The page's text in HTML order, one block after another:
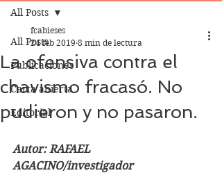
All Posts
Publicaciones
Carta abierta
Editorial
All Posts
La ofensiva contra el
chavismo fracasó. No
pudieron y no pasaron.
fcabieses
24 feb 2019 8 min de lectura
Autor: RAFAEL
AGACINO/investigador